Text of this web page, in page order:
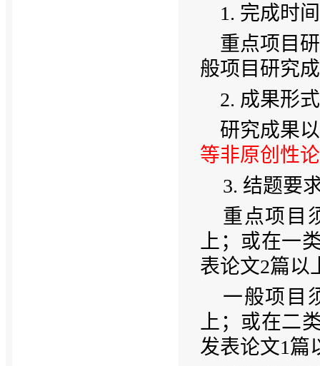
1. 完成时间
重点项目
般项目研究
2. 成果形式
研究成果
等非原创性
3. 结题要
重点项目
上；或在一
表论文2篇以
一般项目
上；或在二
发表论文1篇